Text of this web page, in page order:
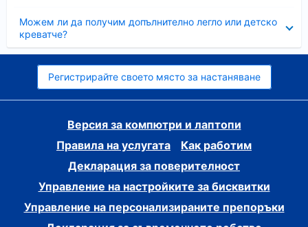
Можем ли да получим допълнително легло или детско
креватче?
Регистрирайте своето място за настаняване
Версия за компютри и лаптопи
Правила на услугата
Как работим
Декларация за поверителност
Управление на настройките за бисквитки
Управление на персонализираните препоръки